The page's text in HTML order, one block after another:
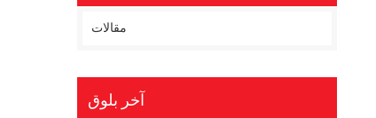
مقالات
آخر بلوق